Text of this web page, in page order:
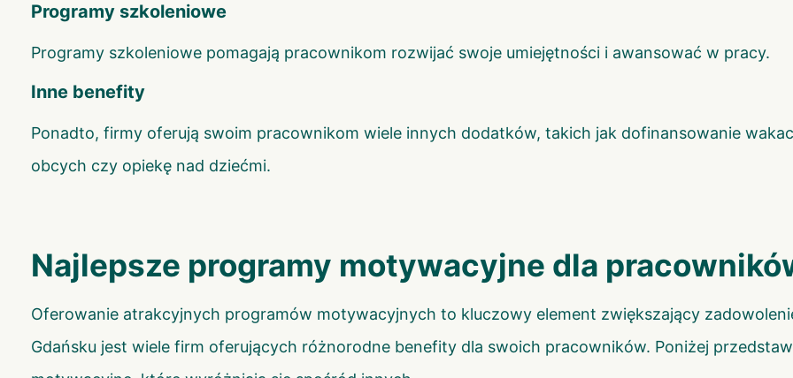
Programy szkoleniowe
Programy szkoleniowe pomagają pracownikom rozwijać swoje umiejętności i awansować w pracy.
Inne benefity
Ponadto, firmy oferują swoim pracownikom wiele innych dodatków, takich jak dofinansowanie
obcych czy opiekę nad dziećmi.
Najlepsze programy motywacyjne dla
Oferowanie atrakcyjnych programów motywacyjnych to kluczowy element zwiększający
Gdańsku jest wiele firm oferujących różnorodne benefity dla swoich pracowników. Poniżej